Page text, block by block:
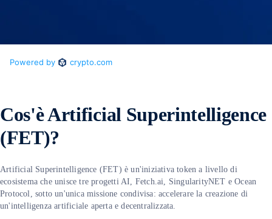
Cos'è Artificial Superintelligence
(FET)?
Artificial Superintelligence (FET) è un'iniziativa token a livello di
ecosistema che unisce tre progetti AI, Fetch.ai, SingularityNET e Ocean
Protocol, sotto un'unica missione condivisa: accelerare la creazione di
un'intelligenza artificiale aperta e decentralizzata.